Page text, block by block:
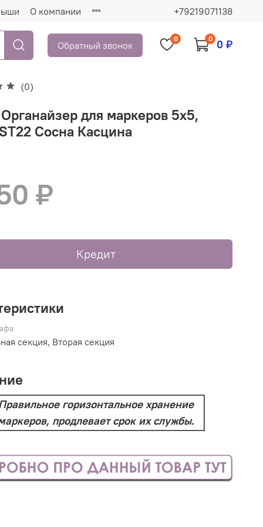
О компании +79219071138
Обратный звонок
0 0 0 ₽
(0)
для маркеров 5х5,
Сосна Касцина
₽
Кредит
секция, Вторая секция
горизонтальное хранение
продлевает срок их службы.